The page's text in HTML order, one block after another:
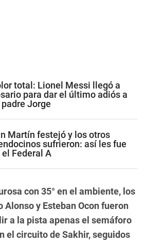
total: Lionel Messi llegó a
para dar el último adiós a
Jorge
Martín festejó y los otros
sufrieron: así les fue
el Federal A
con 35° en el ambiente, los
Alonso y Esteban Ocon fueron
a la pista apenas el semáforo
el circuito de Sakhir, seguidos